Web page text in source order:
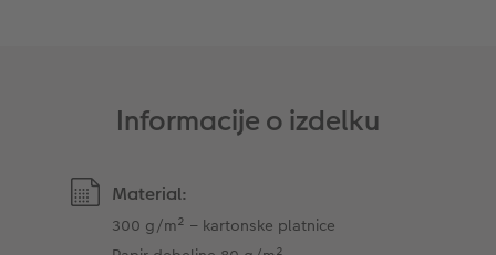
Informacije o izdelku
Material:
300 g/m² – kartonske platnice